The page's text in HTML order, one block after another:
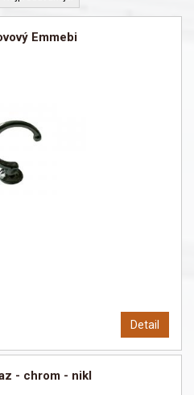
Emmebi
Detail
- chrom - nikl